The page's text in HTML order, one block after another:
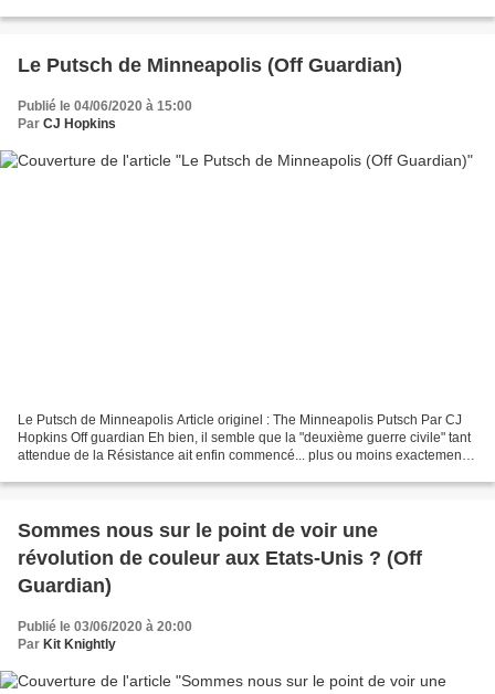
Le Putsch de Minneapolis (Off Guardian)
Publié le 04/06/2020 à 15:00
Par CJ Hopkins
Le Putsch de Minneapolis Article originel : The Minneapolis Putsch Par CJ
Hopkins Off guardian Eh bien, il semble que la "deuxième guerre civile" tant
attendue de la Résistance ait enfin commencé... plus ou moins exactement
Sommes nous sur le point de voir une
révolution de couleur aux Etats-Unis ? (Off
Guardian)
Publié le 03/06/2020 à 20:00
Par Kit Knightly